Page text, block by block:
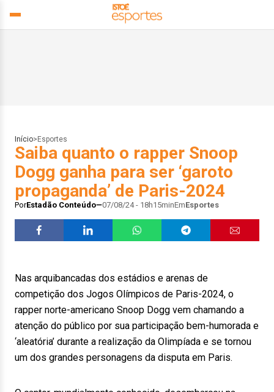
Início> Esportes
Saiba quanto o rapper Snoop
Dogg ganha para ser ‘garoto
propaganda’ de Paris-2024
PorEstadão Conteúdo 07/08/24 - 18h15minEmEsportes
Nas arquibancadas dos estádios e arenas de
competição dos Jogos Olímpicos de Paris-2024, o
rapper norte-americano Snoop Dogg vem chamando a
atenção do público por sua participação bem-humorada e
‘aleatória’ durante a realização da Olimpíada e se tornou
um dos grandes personagens da disputa em Paris.